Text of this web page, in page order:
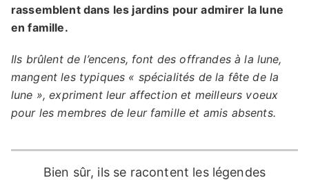
rassemblent dans les jardins pour admirer la lune
en famille.
Ils brûlent de l’encens, font des offrandes à la lune,
mangent les typiques « spécialités de la fête de la
lune », expriment leur affection et meilleurs voeux
pour les membres de leur famille et amis absents.
Bien sûr, ils se racontent les légendes